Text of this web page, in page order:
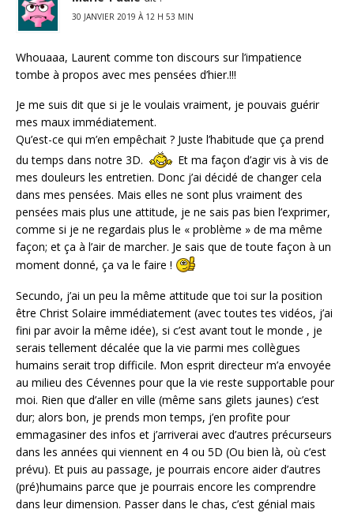
30 JANVIER 2019 À 12 H 53 MIN
Whouaaa, Laurent comme ton discours sur l’impatience
tombe à propos avec mes pensées d’hier.!!!
Je me suis dit que si je le voulais vraiment, je pouvais guérir
mes maux immédiatement.
Qu’est-ce qui m’en empêchait ? Juste l’habitude que ça prend
du temps dans notre 3D.
Et ma façon d’agir vis à vis de
mes douleurs les entretien. Donc j’ai décidé de changer cela
dans mes pensées. Mais elles ne sont plus vraiment des
pensées mais plus une attitude, je ne sais pas bien l’exprimer,
comme si je ne regardais plus le « problème » de ma même
façon; et ça à l’air de marcher. Je sais que de toute façon à un
moment donné, ça va le faire !
Secundo, j’ai un peu la même attitude que toi sur la position
être Christ Solaire immédiatement (avec toutes tes vidéos, j’ai
fini par avoir la même idée), si c’est avant tout le monde , je
serais tellement décalée que la vie parmi mes collègues
humains serait trop difficile. Mon esprit directeur m’a envoyée
au milieu des Cévennes pour que la vie reste supportable pour
moi. Rien que d’aller en ville (même sans gilets jaunes) c’est
dur; alors bon, je prends mon temps, j’en profite pour
emmagasiner des infos et j’arriverai avec d’autres précurseurs
dans les années qui viennent en 4 ou 5D (Ou bien là, où c’est
prévu). Et puis au passage, je pourrais encore aider d’autres
(pré)humains parce que je pourrais encore les comprendre
dans leur dimension. Passer dans le chas, c’est génial mais